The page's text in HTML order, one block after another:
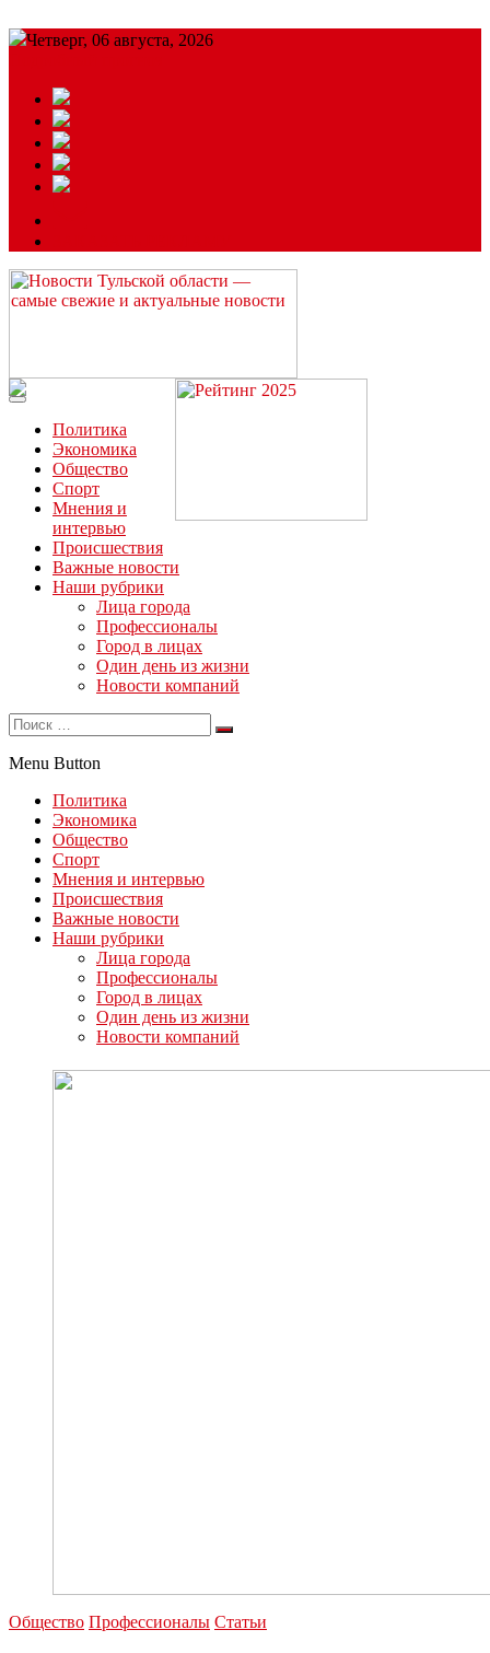
Четверг, 06 августа, 2026
Читайте последние новости дня в Тульской области на сайте
“ЗаНовомосковск”
Политика
Экономика
Общество
Спорт
Мнения и
интервью
Происшествия
Важные новости
Наши рубрики
Лица города
Профессионалы
Город в лицах
Один день из жизни
Новости компаний
Menu Button
Политика
Экономика
Общество
Спорт
Мнения и интервью
Происшествия
Важные новости
Наши рубрики
Лица города
Профессионалы
Город в лицах
Один день из жизни
Новости компаний
Общество Профессионалы Статьи